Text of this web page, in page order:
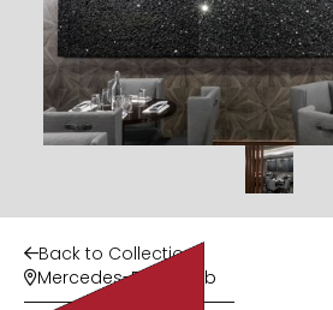
Back to Collection
Mercedes-Benz Club